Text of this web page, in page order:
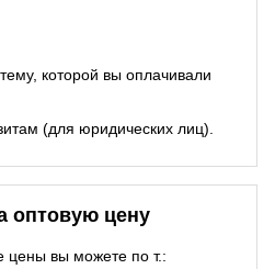
которой вы оплачивали
(для юридических лиц).
оптовую цену
цены вы можете по т.: